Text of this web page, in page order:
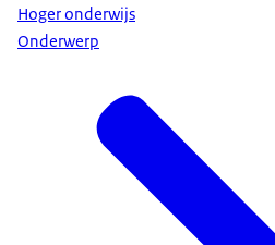
Hoger onderwijs
Onderwerp